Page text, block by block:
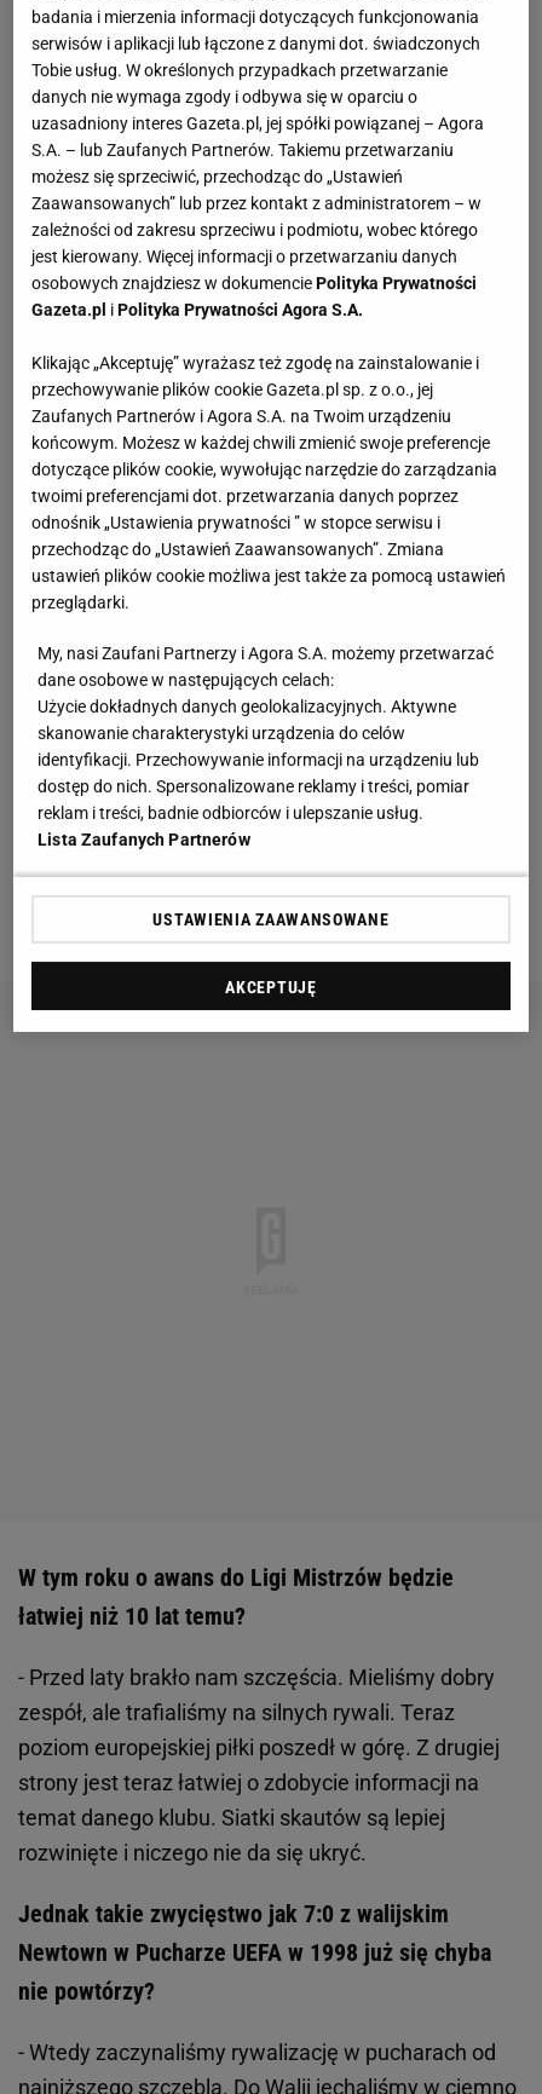
rewanżu w Krakowie 1:0. Kulawik grał w obu
spotkaniach i zapewnia, że presja była równie duża
co teraz.
Jarosław K. Kowal: Dekadę temu wyeliminowanie
Skonto było przepustką do meczu z Barceloną.
Tomasz Kulawik, trener, były piłkarz Wisły:
Motywowała nas sama chęć gry przeciwko
Katalończykom. Pamiętam jednak, że nie
estońska czy łotewska dopiero się wtedy tworzyły.
Dostaliśmy jedynie kilka informacji od piłkarzy Lecha
Poznań, którzy wcześniej grali przeciwko drużynie
Skonto. Dopiero na miejscu okazało się, że
przewyższamy ich pod każdym względem. Sama
wizyta w Rydze też była zaskoczeniem. Stolica
Łotwy wydawała się nieoczekiwanie bogatym
Podobno atmosfera na trybunach nie była zbyt
gorąca.
- Skonto nie miało wówczas wielu fanów. Stadion był
duży, a na nim tylko garstkakibiców. Ale ich brak
tylko ułatwił nam sprawę. Czasem publiczność
naprawdę potrafi być 12. zawodnikiem, a my wtedy
czuliśmy się, jakbyśmy grali na neutralnym terenie.
W tym roku o awans do Ligi Mistrzów będzie
łatwiej niż 10 lat temu?
- Przed laty brakło nam szczęścia. Mieliśmy dobry
zespół, ale trafialiśmy na silnych rywali. Teraz
poziom europejskiej piłki poszedł w górę. Z drugiej
strony jest teraz łatwiej o zdobycie informacji na
temat danego klubu. Siatki skautów są lepiej
rozwinięte i niczego nie da się ukryć.
Jednak takie zwycięstwo jak 7:0 z walijskim
Newtown w Pucharze UEFA w 1998 już się chyba
nie powtórzy?
- Wtedy zaczynaliśmy rywalizację w pucharach od
najniższego szczebla. Do Walii jechaliśmy w ciemno
badania i mierzenia informacji dotyczących funkcjonowania
serwisów i aplikacji lub łączone z danymi dot. świadczonych
Tobie usług. W określonych przypadkach przetwarzanie
danych nie wymaga zgody i odbywa się w oparciu o
uzasadniony interes Gazeta.pl, jej spółki powiązanej – Agora
S.A. – lub Zaufanych Partnerów. Takiemu przetwarzaniu
możesz się sprzeciwić, przechodząc do „Ustawień
Zaawansowanych” lub przez kontakt z administratorem – w
zależności od zakresu sprzeciwu i podmiotu, wobec którego
jest kierowany. Więcej informacji o przetwarzaniu danych
osobowych znajdziesz w dokumenciePolityka Prywatności
Gazeta.pl iPolityka Prywatności Agora S.A.
Klikając „Akceptuję” wyrażasz też zgodę na zainstalowanie i
przechowywanie plików cookie Gazeta.pl sp. z o.o., jej
Zaufanych Partnerów i Agora S.A. na Twoim urządzeniu
końcowym. Możesz w każdej chwili zmienić swoje preferencje
dotyczące plików cookie, wywołując narzędzie do zarządzania
twoimi preferencjami dot. przetwarzania danych poprzez
odnośnik „Ustawienia prywatności ” w stopce serwisu i
przechodząc do „Ustawień Zaawansowanych”. Zmiana
ustawień plików cookie możliwa jest także za pomocą ustawień
przeglądarki.
My, nasi Zaufani Partnerzy i Agora S.A. możemy przetwarzać
dane osobowe w następujących celach:
Użycie dokładnych danych geolokalizacyjnych. Aktywne
skanowanie charakterystyki urządzenia do celów
identyfikacji. Przechowywanie informacji na urządzeniu lub
dostęp do nich. Spersonalizowane reklamy i treści, pomiar
reklam i treści, badnie odbiorców i ulepszanie usług.
Lista Zaufanych Partnerów
USTAWIENIA ZAAWANSOWANE
AKCEPTUJĘ